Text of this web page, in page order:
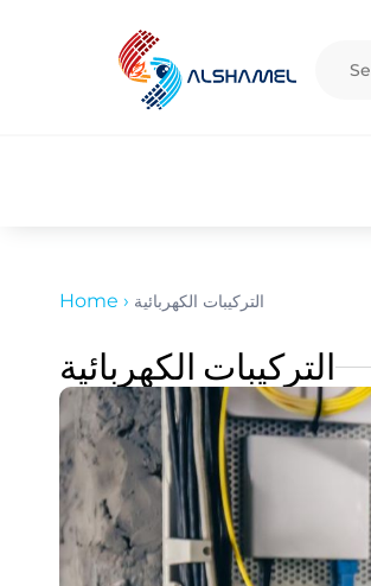
Home › التركيبات الكهربائية
التركيبات الكهربائية